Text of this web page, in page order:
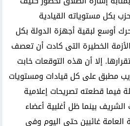
بكل مستوياته القيادية
أوسع لبقية أجهزة الدولة بكل
الأزمة الخطيرة التى كادت أن تعصف
إلا أن هذه التوقعات خابت
مطبق على كل قيادات ومستويات
فيما قطعته تصريحات إعلامية
بينما ظل أغلبية أعضاء
العامة غائبين حتى اليوم وفى